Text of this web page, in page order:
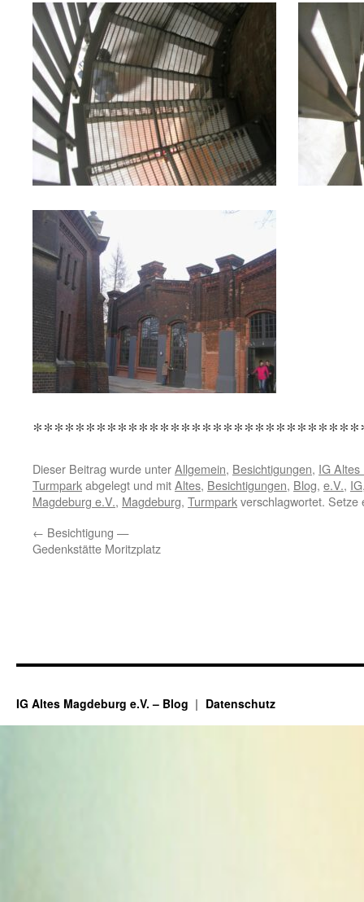
Dieser Beitrag wurde unterAllgemein, Besichtigungen, IG
Turmparkabgelegt und mitAltes, Besichtigungen, Blog, e.V., IG
Magdeburg e.V., Magdeburg, Turmparkverschlagwortet.
← Besichtigung —
Gedenkstätte Moritzplatz
IG Altes Magdeburg e.V. – Blog Datenschutz